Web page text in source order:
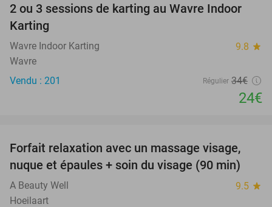
29%
2 ou 3 sessions de karting au Wavre Indoor
Karting
Wavre Indoor Karting 9.8 star
Wavre
Vendu : 201
Régulier 34€
24€
48%
Forfait relaxation avec un massage visage,
nuque et épaules + soin du visage (90 min)
A Beauty Well 9.5 star
Hoeilaart